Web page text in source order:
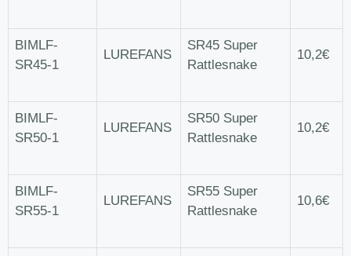
BIMLF-
SR45-1
LUREFANS
SR45 Super
Rattlesnake
10,2€
BIMLF-
SR50-1
LUREFANS
SR50 Super
Rattlesnake
10,2€
BIMLF-
SR55-1
LUREFANS
SR55 Super
Rattlesnake
10,6€